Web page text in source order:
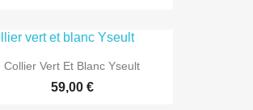
Collier Vert Et Blanc Yseult
59,00 €